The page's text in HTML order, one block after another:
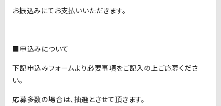
お振込みにてお支払いいただきます。
■申込みについて
下記申込みフォームより必要事項をご記入の上ご応募くださ
い。
応募多数の場合は、抽選とさせて頂きます。